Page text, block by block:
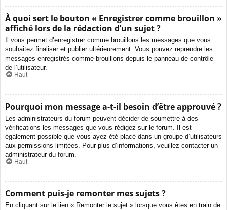
À quoi sert le bouton « Enregistrer comme brouillon »
affiché lors de la rédaction d’un sujet ?
Il vous permet d’enregistrer comme brouillons les messages que vous
souhaitez finaliser et publier ultérieurement. Vous pouvez reprendre les
messages enregistrés comme brouillons depuis le panneau de contrôle
de l’utilisateur.
Haut
Pourquoi mon message a-t-il besoin d’être approuvé ?
Les administrateurs du forum peuvent décider de soumettre à des
vérifications les messages que vous rédigez sur le forum. Il est
également possible que vous ayez été placé dans un groupe d’utilisateurs
aux permissions limitées. Pour plus d’informations, veuillez contacter un
administrateur du forum.
Haut
Comment puis-je remonter mes sujets ?
En cliquant sur le lien « Remonter le sujet » lorsque vous êtes en train de